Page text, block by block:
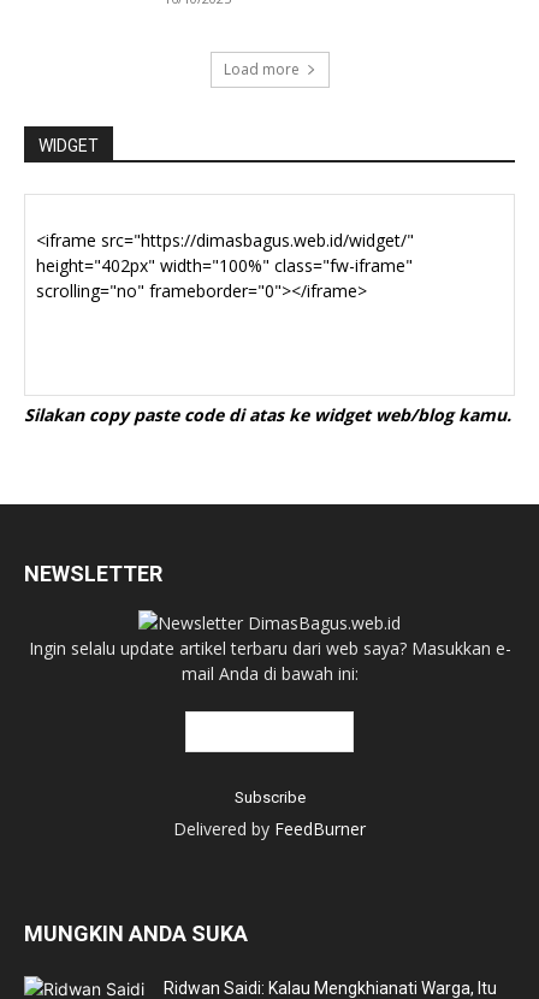
Load more
WIDGET
Silakan copy paste code di atas ke widget web/blog kamu.
NEWSLETTER
Ingin selalu update artikel terbaru dari web saya? Masukkan e-
mail Anda di bawah ini:
Delivered by FeedBurner
MUNGKIN ANDA SUKA
Ridwan Saidi: Kalau Mengkhianati Warga, Itu